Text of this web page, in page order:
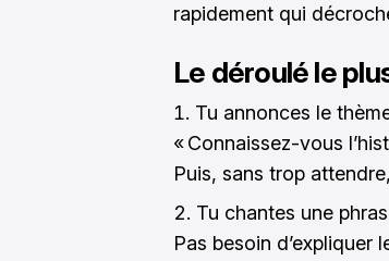
rapidement qui
Le déroulé le
Tu annonces le
« Connaissez-vous
Puis, sans trop
Tu chantes une
Pas besoin d’expliquer